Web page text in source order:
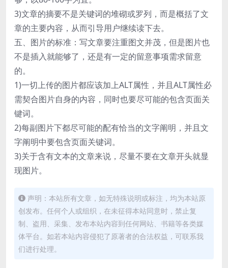
3)文章的摘要不是关键词的堆砌或罗列，而是概括了文
章的主要内容，从而引导用户继续读下去。
五、图片的标准：写文章要注重图文并茂，但是图片也
不是插入就能够了，还是有一定的留意事项需求留意
的。
1)一切上传的图片都应该加上ALT属性，并且ALT属性必
需契合图片自身的内容，同时也要尽可能的包含页面关
键词。
2)每副图片下都尽可能的配有恰当的文字阐明，并且文
字阐明中要包含页面关键词。
3)关于含有文本的文章来说，尽量不要在文章开头就显
现图片。
声明：本站所有文章，如无特殊说明或标注，均为本站原
创发布。任何个人或组织，在未征得本站同意时，禁止复
制、盗用、采集、发布本站内容到任何网站、书籍等各类媒
体平台。如若本站内容侵犯了原著者的合法权益，可联系我
们进行处理。